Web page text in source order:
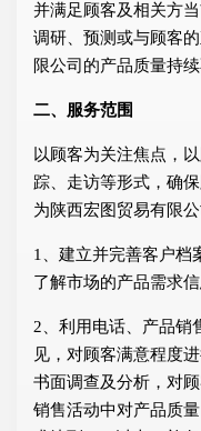
并满足顾客及相关方
调研、预测或与顾客
限公司的产品质量持续
二、服务范围
以顾客为关注焦点，
踪、走访等形式，确
为陕西宏图贸易有限
1、建立并完善客户档
了解市场的产品需求
2、利用电话、产品销
见，对顾客满意程度
书面调查及分析，对
销售活动中对产品质